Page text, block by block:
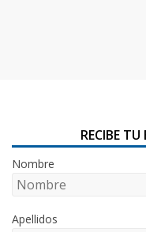
RECIBE
Nombre
Apellidos